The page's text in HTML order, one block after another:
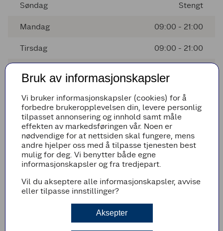
Søndag Stengt
Mandag 09:00 - 21:00
Tirsdag 09:00 - 21:00
Fredag 09:00 - 21:00
Lørdag 09:00 - 20:00
Avvikende åpningstider
Det er ingen avvikende åpningstider i nærmeste fremtid
Bruk av informasjonskapsler
Vi bruker informasjonskapsler (cookies) for å
forbedre brukeropplevelsen din, levere personlig
tilpasset annonsering og innhold samt måle
effekten av markedsføringen vår. Noen er
nødvendige for at nettsiden skal fungere, mens
andre hjelper oss med å tilpasse tjenesten best
mulig for deg. Vi benytter både egne
informasjonskapsler og fra tredjepart.
Vil du akseptere alle informasjonskapsler, avvise
eller tilpasse innstillinger?
Aksepter